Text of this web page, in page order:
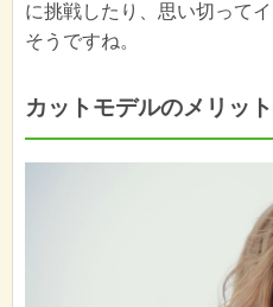
に挑戦したり、思い切って
そうですね。
カットモデルのメリッ